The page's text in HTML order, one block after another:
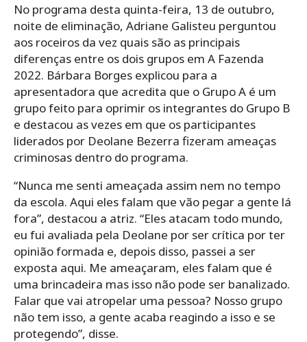
No programa desta quinta-feira, 13 de outubro,
noite de eliminação, Adriane Galisteu perguntou
aos roceiros da vez quais são as principais
diferenças entre os dois grupos em A Fazenda
2022. Bárbara Borges explicou para a
apresentadora que acredita que o Grupo A é um
grupo feito para oprimir os integrantes do Grupo B
e destacou as vezes em que os participantes
liderados por Deolane Bezerra fizeram ameaças
criminosas dentro do programa.
“Nunca me senti ameaçada assim nem no tempo
da escola. Aqui eles falam que vão pegar a gente lá
fora”, destacou a atriz. “Eles atacam todo mundo,
eu fui avaliada pela Deolane por ser crítica por ter
opinião formada e, depois disso, passei a ser
exposta aqui. Me ameaçaram, eles falam que é
uma brincadeira mas isso não pode ser banalizado.
Falar que vai atropelar uma pessoa? Nosso grupo
não tem isso, a gente acaba reagindo a isso e se
protegendo”, disse.